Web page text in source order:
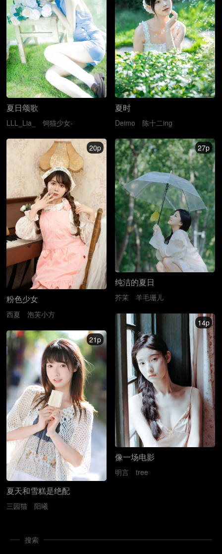
夏日颂歌
LLL_Lia_ 饲猫少女-
夏时
Deimo 陈十二ing
20p
粉色少女
西夏 泡芙小方
27p
纯洁的夏日
芥茉 羊毛珊儿
14p
像一场电影
明言 tree
21p
夏天和雪糕是绝配
三园猫 阳曦
搜索